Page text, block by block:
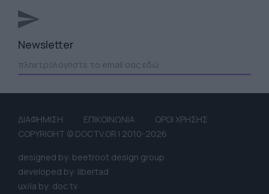
Newsletter
ΔΙΑΦΗΜΙΣΗ ΕΠΙΚΟΙΝΩΝΙΑ
ΟΡΟΙ ΧΡΗΣΗΣ
COPYRIGHT © DOCTV.GR | 2010-2026
designed by: beetroot design group
developed by: libertad
ux/ia by: doc tv